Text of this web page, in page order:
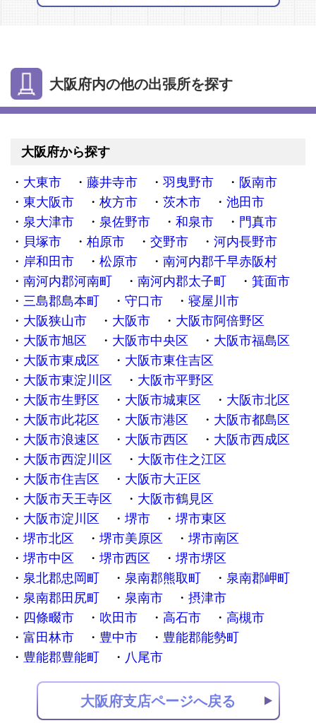
大阪府内の他の出張所を探す
大阪府から探す
大東市 藤井寺市 羽曳野市
阪南市
東大阪市
枚方市 茨木市
池田市
泉大津市
泉佐野市 和泉市
門真市
貝塚市
柏原市 交野市
河内長野市
岸和田市
松原市
南河内郡千早赤阪村
南河内郡河南町
南河内郡太子町
箕面市
三島郡島本町
守口市
寝屋川市
大阪狭山市
大阪市
大阪市阿倍野区
大阪市旭区
大阪市中央区
大阪市福島区
大阪市東成区
大阪市東住吉区
大阪市東淀川区
大阪市平野区
大阪市生野区
大阪市城東区
大阪市北区
大阪市此花区
大阪市港区
大阪市都島区
大阪市浪速区
大阪市西区
大阪市西成区
大阪市西淀川区
大阪市住之江区
大阪市住吉区
大阪市大正区
大阪市天王寺区
大阪市鶴見区
大阪市淀川区
堺市
堺市東区
堺市北区
堺市美原区
堺市南区
堺市中区
堺市西区
堺市堺区
泉北郡忠岡町
泉南郡熊取町
泉南郡岬町
泉南郡田尻町
泉南市
摂津市
四條畷市
吹田市 高石市
高槻市
富田林市
豊中市
豊能郡能勢町
豊能郡豊能町
八尾市
大阪府支店ページへ戻る